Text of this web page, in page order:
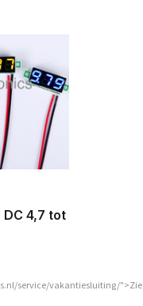
4,7 tot
service/vakantiesluiting/">Zie